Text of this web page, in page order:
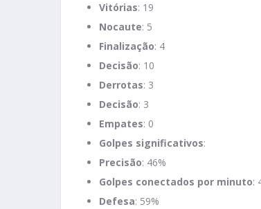
Vitórias: 19
Nocaute: 5
Finalização: 4
Decisão: 10
Derrotas: 3
Decisão: 3
Empates: 0
Golpes significativos:
Precisão: 46%
Golpes conectados por minuto:
Defesa: 59%